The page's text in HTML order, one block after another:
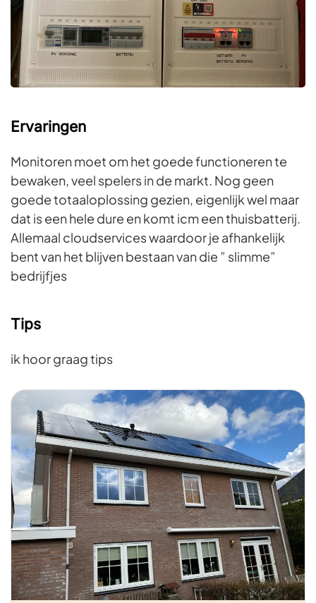
Ervaringen
Monitoren moet om het goede functioneren te
bewaken, veel spelers in de markt. Nog geen
goede totaaloplossing gezien, eigenlijk wel maar
dat is een hele dure en komt icm een thuisbatterij.
Allemaal cloudservices waardoor je afhankelijk
bent van het blijven bestaan van die ” slimme”
bedrijfjes
Tips
ik hoor graag tips